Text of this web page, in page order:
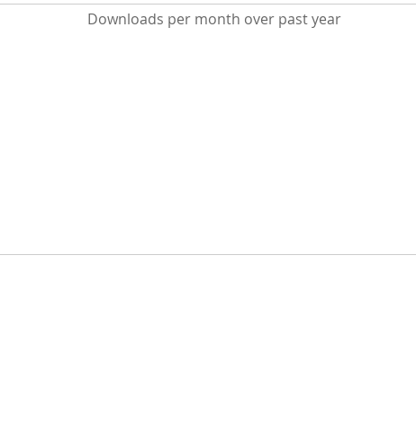
Downloads per month over past year